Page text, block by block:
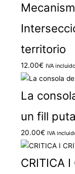
territorio
12.00€ IVA incluido
La
un fill
20.00€ IVA
CRITICA I